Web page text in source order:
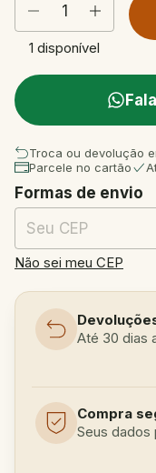
1 disponível
Troca ou devolução
Parcele no cartão
Entregas para o CEP:
Formas de envio
Não sei meu CEP
Até 30 dias
Compra
Seus dados